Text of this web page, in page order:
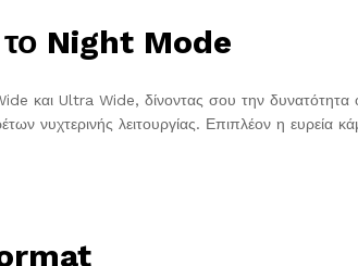
το Night Mode
και Ultra Wide, δίνοντας σου την
νυχτερινής λειτουργίας. Επιπλέον η ευρεία